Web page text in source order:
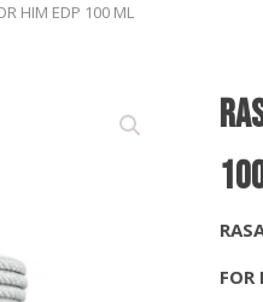
HIM EDP 100 ML